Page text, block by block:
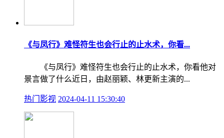
《与凤行》难怪符生也会行止的止水术，你看...
《与凤行》难怪符生也会行止的止水术，你看他对
景言做了什么近日，由赵丽颖、林更新主演的...
热门影视 2024-04-11 15:30:40